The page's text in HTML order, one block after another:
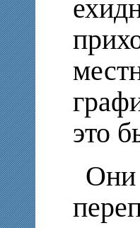
это
Они